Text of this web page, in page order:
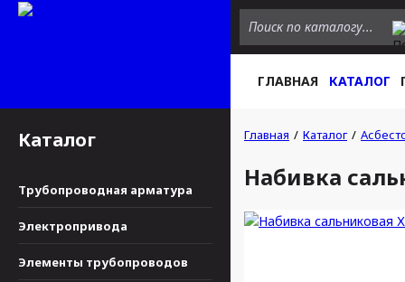
ГЛАВНАЯ КАТАЛОГ
Каталог
Трубопроводная арматура
Электропривода
Элементы трубопроводов
Главная Каталог
Набивка